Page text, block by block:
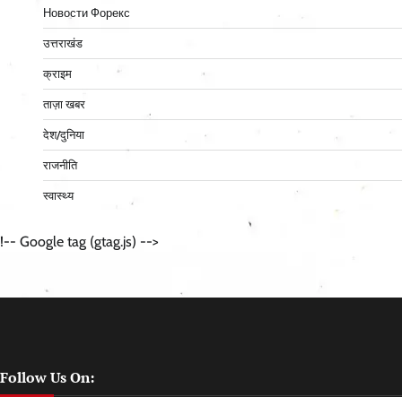
Новости Форекс
उत्तराखंड
क्राइम
ताज़ा खबर
देश/दुनिया
राजनीति
स्वास्थ्य
!-- Google tag (gtag.js) -->
Follow Us On: